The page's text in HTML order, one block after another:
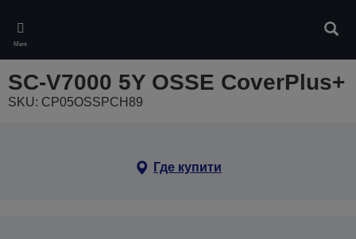
main
content
Meni
SC-V7000 5Y OSSE CoverPlus+
SKU: CP05OSSPCH89
Где купити